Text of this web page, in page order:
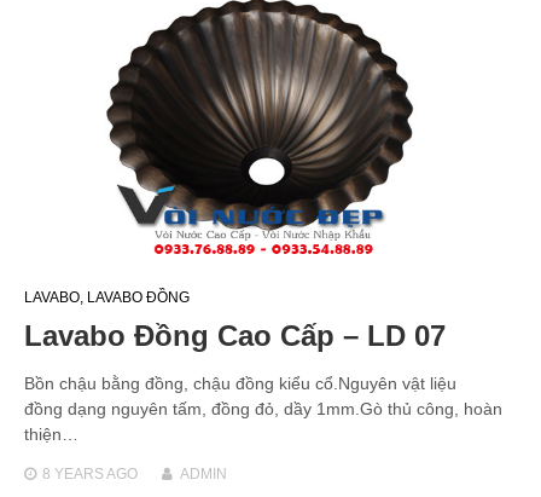
LAVABO, LAVABO ĐỒNG
Lavabo Đồng Cao Cấp – LD 07
Bồn chậu bằng đồng, chậu đồng kiểu cổ.Nguyên vật liệu
đồng dạng nguyên tấm, đồng đỏ, dầy 1mm.Gò thủ công, hoàn
thiện…
8 YEARSAGO ADMIN